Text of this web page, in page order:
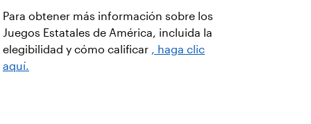
Para obtener más información sobre los
Juegos Estatales de América, incluida la
elegibilidad y cómo calificar , haga clic
aquí.